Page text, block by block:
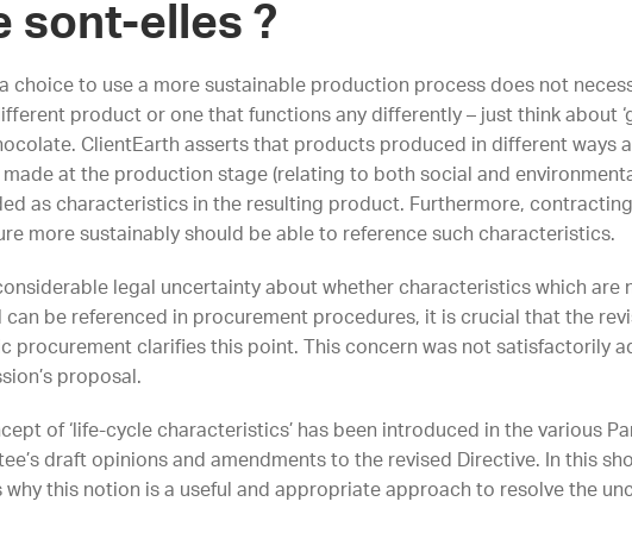
sont-elles ?
choice to use a more sustainable production process does not
product or one that functions any differently – just think about
ClientEarth asserts that products produced in different ways
at the production stage (relating to both social and
as characteristics in the resulting product. Furthermore,
more sustainably should be able to reference such characteristics.
legal uncertainty about whether characteristics which are
can be referenced in procurement procedures, it is crucial that the
procurement clarifies this point. This concern was not satisfactorily
proposal.
of ‘life-cycle characteristics’ has been introduced in the various
draft opinions and amendments to the revised Directive. In this
why this notion is a useful and appropriate approach to resolve the